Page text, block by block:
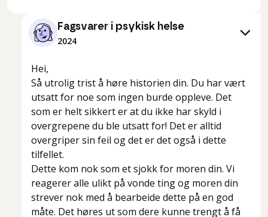
Fagsvarer i psykisk helse
2024
Hei,
Så utrolig trist å høre historien din. Du har vært
utsatt for noe som ingen burde oppleve. Det
som er helt sikkert er at du ikke har skyld i
overgrepene du ble utsatt for! Det er alltid
overgriper sin feil og det er det også i dette
tilfellet.
Dette kom nok som et sjokk for moren din. Vi
reagerer alle ulikt på vonde ting og moren din
strever nok med å bearbeide dette på en god
måte. Det høres ut som dere kunne trengt å få